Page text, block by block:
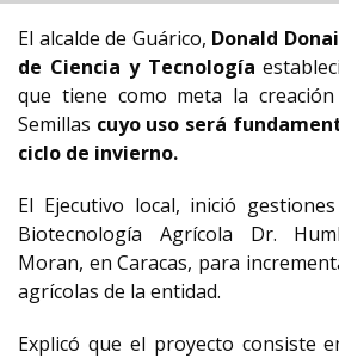
El alcalde de Guárico, Donald
de Ciencia y Tecnología
que tiene como meta la
Semillas cuyo uso será
ciclo de invierno.
El Ejecutivo local, inició
Biotecnología Agrícola Dr.
Moran, en Caracas, para
agrícolas de la entidad.
Explicó que el proyecto consiste